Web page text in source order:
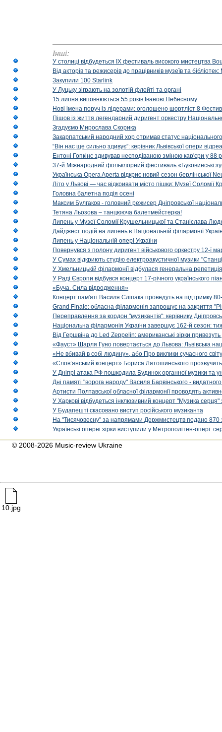
Інші:
У столиці відбудеться IX фестиваль високого мистецтва
Від акторів та режисерів до працівників музеїв та
Закупили 100 Starlink
У Луцьку зіграють на золотій флейті та органі
15 липня виповнюється 55 років Іванові Небесному
Нові імена поруч із лідерами: оголошено шортліст 8
Пішов із життя легендарний диригент оркестру
Згадуємо Мирослава Скорика
Закарпатський народний хор отримав статус національного
“Він нас ще сильно здивує”: керівник Львівської опери
Ентоні Гопкінс здивував несподіваною зміною кар'єри у 88
37-й Міжнародний фольклорний фестиваль «Буковинські
Українська Opera Aperta відкриє новий сезон берлінської
Літо у Львові — час відкривати місто пішки: Музеї Соломії
Головна балетна подія осені
Максим Булгаков - головний режисер Дніпровської
Тетяна Льозова – танцююча балетмейстерка!
Липень у Музеї Соломії Крушельницької та Станіслава
Дайджест подій на липень в Національній філармонії
Липень у Національній опері України
Повернувся з полону диригент військового оркестру 12-ї
У Сумах відкриють студію електроакустичної музики
У Хмельницькій філармонії відбулася генеральна
У Раді Європи відбувся концерт 17-річного українського
«Буча. Сила відродження»
Концерт пам'яті Василя Сліпака проведуть на підтримку
Grand Finale: обласна філармонія запрошує на закриття
Переправлення за кордон "музикантів": керівнику
Національна філармонія України завершує 162-й сезон:
Від Гершвіна до Led Zeppelin: американські зірки
«Фауст» Шарля Гуно повертається до Львова: Львівська
«Не вбивай в собі людину», або Про виклики сучасного світу
«Слов’янський концерт» Бориса Лятошинського
У Дніпрі атака РФ пошкодила Будинок органної музики та
Дні памяті "ворога народу" Василя Барвінського -
Артисти Полтавської обласної філармонії проводять
У Харкові відбудеться інклюзивний концерт "Музика
У Будапешті скасовано виступ російського музиканта
На "Тисячовесну" за напрямами Держмистецтв подано 870
Українські оперні зірки виступили у Метрополітен-опері:
© 2008-2026 Music-review Ukraine
10.jpg